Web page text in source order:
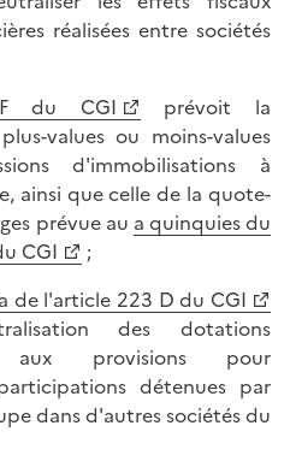
réalisées entre sociétés
du CGI
prévoit la
values ou moins-values
d'immobilisations à
ainsi que celle de la quote-
prévue au a quinquies du
CGI
;
de l'article 223 D du CGI
des dotations
aux provisions pour
détenues par
dans d'autres sociétés du